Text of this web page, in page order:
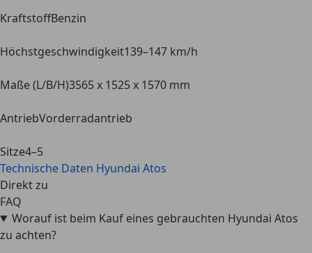
KraftstoffBenzin
Höchstgeschwindigkeit139–147 km/h
Maße (L/B/H)3565 x 1525 x 1570 mm
AntriebVorderradantrieb
Sitze4–5
Technische Daten Hyundai Atos
Direkt zu
FAQ
Worauf ist beim Kauf eines gebrauchten Hyundai Atos
zu achten?